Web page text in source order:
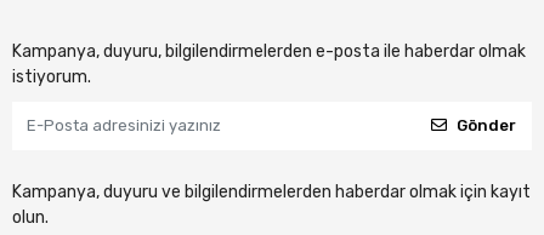
Kampanya, duyuru, bilgilendirmelerden e-posta ile haberdar olmak
istiyorum.
Gönder
Kampanya, duyuru ve bilgilendirmelerden haberdar olmak için kayıt
olun.